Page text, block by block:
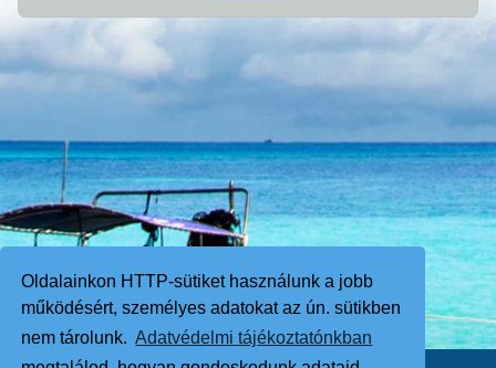
Oldalainkon HTTP-sütiket használunk a jobb
működésért, személyes adatokat az ún. sütikben
nem tárolunk. Adatvédelmi tájékoztatónkban